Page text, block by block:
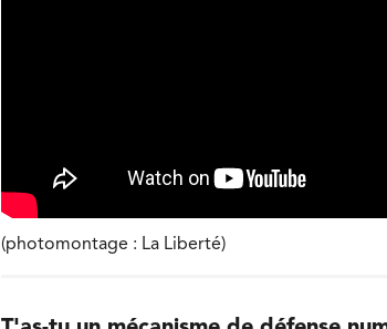
(photomontage : La Liberté)